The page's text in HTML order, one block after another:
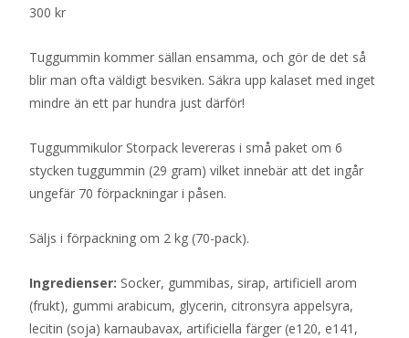
300 kr
Tuggummin kommer sällan ensamma, och gör de det så
blir man ofta väldigt besviken. Säkra upp kalaset med inget
mindre än ett par hundra just därför!
Tuggummikulor Storpack levereras i små paket om 6
stycken tuggummin (29 gram) vilket innebär att det ingår
ungefär 70 förpackningar i påsen.
Säljs i förpackning om 2 kg (70-pack).
Ingredienser: Socker, gummibas, sirap, artificiell arom
(frukt), gummi arabicum, glycerin, citronsyra appelsyra,
lecitin (soja) karnaubavax, artificiella färger (e120, e141,